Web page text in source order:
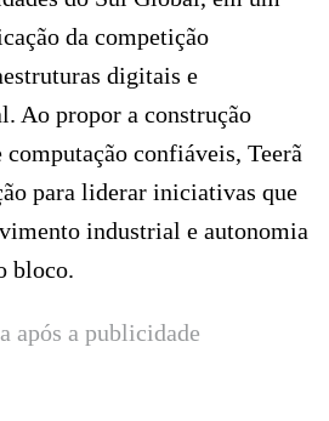
da competição
digitais e
Ao propor a construção
computação confiáveis, Teerã
para liderar iniciativas que
industrial e autonomia
bloco.
após a publicidade